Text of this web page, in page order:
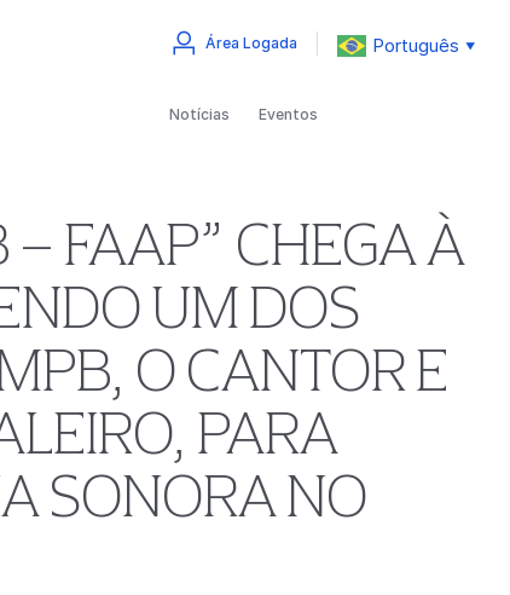
Área Logada Português ▼
Notícias Eventos
FAAP” CHEGA À
UM DOS
O CANTOR E
PARA
SONORA NO